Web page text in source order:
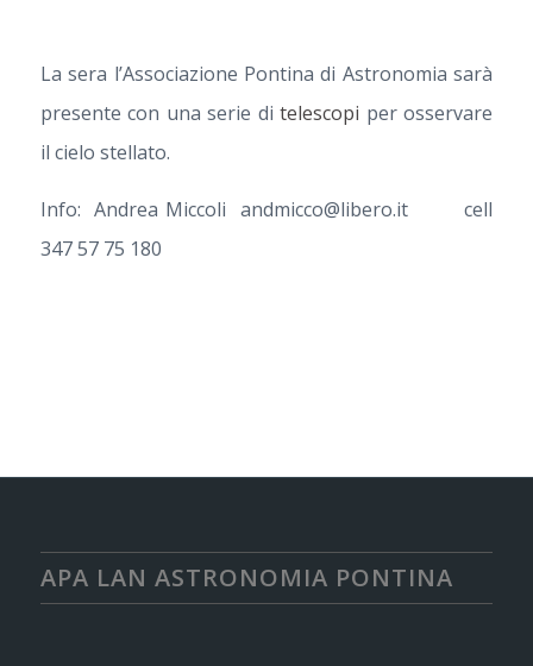
La sera l’Associazione Pontina di Astronomia sarà
presente con una serie ditelescopi per osservare
il cielo stellato.
Info: Andrea Miccoli andmicco@libero.it cell
347 57 75 180
APA LAN ASTRONOMIA PONTINA